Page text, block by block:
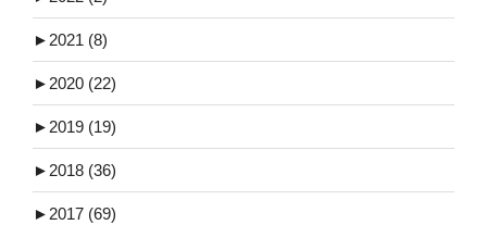
► 2021 (8)
► 2020 (22)
► 2019 (19)
► 2018 (36)
► 2017 (69)